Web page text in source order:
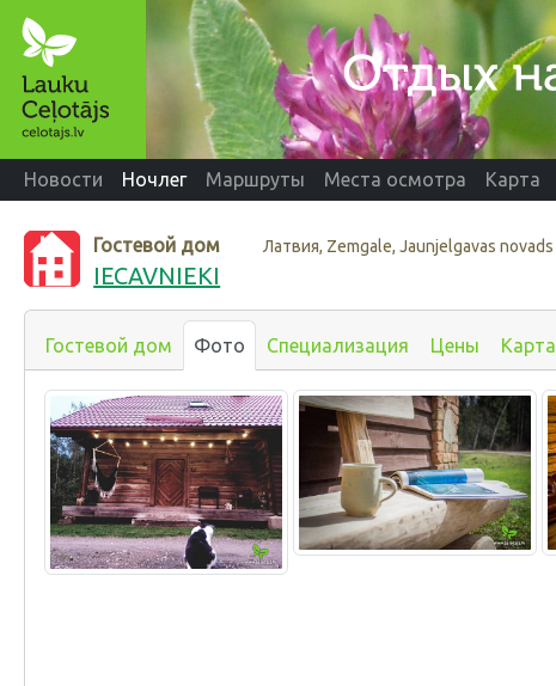
Новости Ночлег Маршруты Места осмотра Карта
Гостевой дом Латвия, Zemgale, Jaunjelgavas novads
IECAVNIEKI
Гостевой дом Фото Специализация Цены Карта